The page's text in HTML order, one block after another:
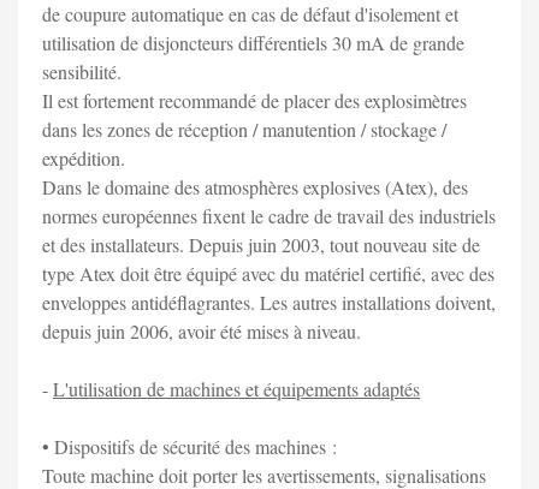
de coupure automatique en cas de défaut d'isolement et
utilisation de disjoncteurs différentiels 30 mA de grande
sensibilité.
Il est fortement recommandé de placer des explosimètres
dans les zones de réception / manutention / stockage /
expédition.
Dans le domaine des atmosphères explosives (Atex), des
normes européennes fixent le cadre de travail des industriels
et des installateurs. Depuis juin 2003, tout nouveau site de
type Atex doit être équipé avec du matériel certifié, avec des
enveloppes antidéflagrantes. Les autres installations doivent,
depuis juin 2006, avoir été mises à niveau.
-L'utilisation de machines et équipements adaptés
• Dispositifs de sécurité des machines :
Toute machine doit porter les avertissements, signalisations